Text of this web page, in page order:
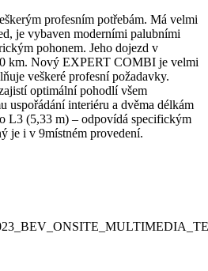
profesním potřebám. Má velmi
je vybaven moderními palubními
pohonem. Jeho dojezd v
km. Nový EXPERT COMBI je velmi
veškeré profesní požadavky.
optimální pohodlí všem
uspořádání interiéru a dvěma délkám
L3 (5,33 m) – odpovídá specifickým
je i v 9místném provedení.